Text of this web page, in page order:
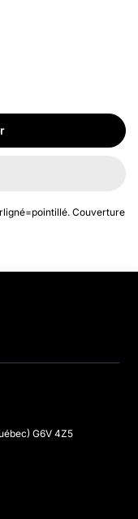
Couverture
G6V 4Z5